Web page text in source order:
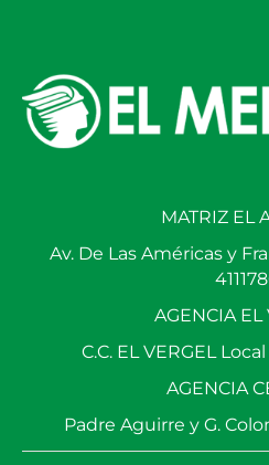
MATRIZ EL
Av. De Las Américas y
AGENCIA EL
C.C. EL VERGEL
AGENCIA
Padre Aguirre y G.